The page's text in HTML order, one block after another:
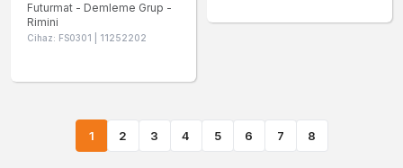
Futurmat - Demleme Grup -
Rimini
Cihaz: FS0301 | 11252202
1 2 3 4 5 6 7 8